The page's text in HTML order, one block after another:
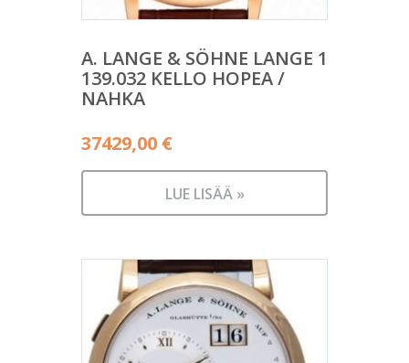
A. LANGE & SÖHNE LANGE 1
139.032 KELLO HOPEA /
NAHKA
37429,00 €
LUE LISÄÄ »